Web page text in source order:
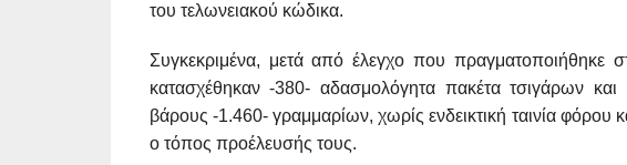
του τελωνειακού κώδικα.
Συγκεκριμένα, μετά από έλεγχο που πραγματοποιήθηκε
κατασχέθηκαν -380- αδασμολόγητα πακέτα τσιγάρων
βάρους -1.460- γραμμαρίων, χωρίς ενδεικτική ταινία φόρου
ο τόπος προέλευσής τους.